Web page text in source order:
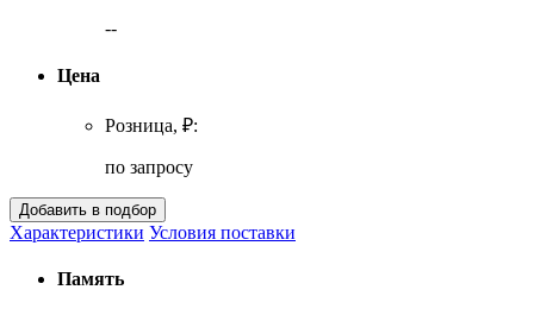
--
Цена
Розница, ₽:
по запросу
Характеристики Условия поставки
Память